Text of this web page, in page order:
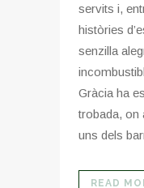
servits i,
històries
senzilla
Gràcia ha
trobada, on
uns dels
READ